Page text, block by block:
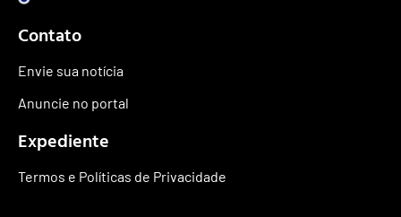
Contato
Envie sua notícia
Anuncie no portal
Expediente
Termos e Políticas de Privacidade